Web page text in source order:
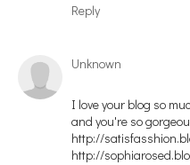
Reply
Unknown
I love your blog so
and you're so
http://
http://